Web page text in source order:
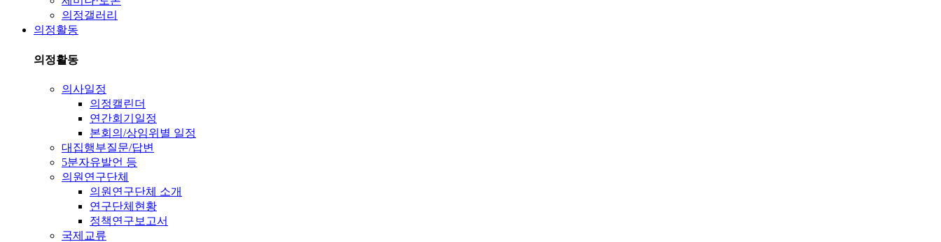
의정갤러리
의정활동
의정활동
의사일정
의정캘린더
연간회기일정
본회의/상임위별 일정
대집행부질문/답변
5분자유발언 등
의원연구단체
의원연구단체 소개
연구단체현황
정책연구보고서
국제교류